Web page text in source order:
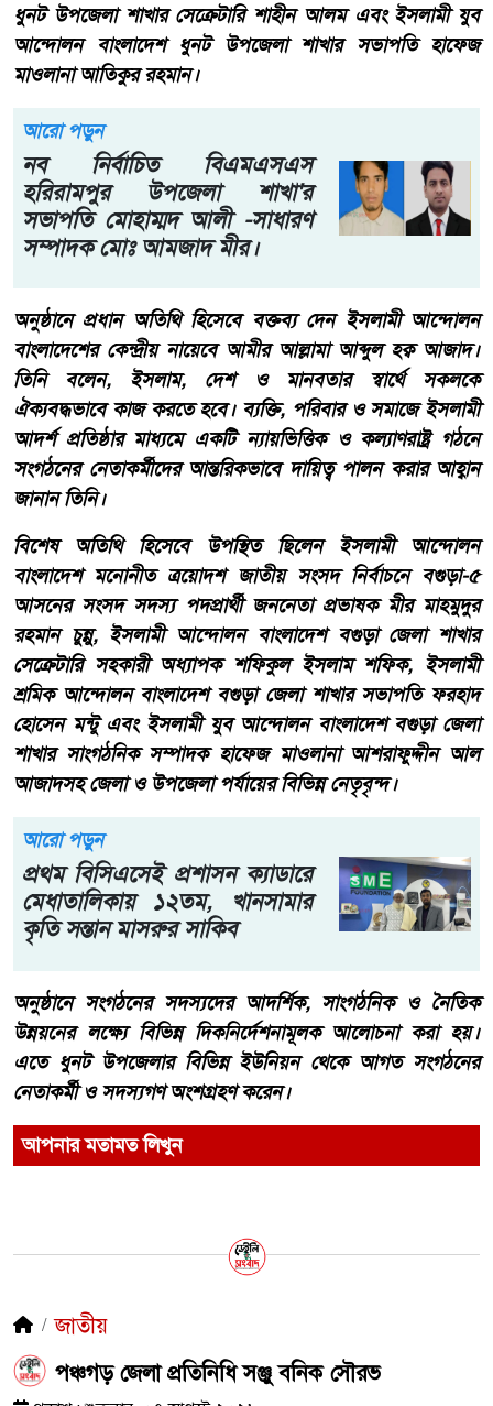
ধুনট উপজেলা শাখার সেক্রেটারি শাহীন আলম এবং ইসলামী যুব
আন্দোলন বাংলাদেশ ধুনট উপজেলা শাখার সভাপতি হাফেজ
মাওলানা আতিকুর রহমান।
আরো পড়ুন
নব নির্বাচিত বিএমএসএস
হরিরামপুর উপজেলা শাখা'র
সভাপতি মোহাম্মদ আলী -সাধারণ
সম্পাদক মোঃ আমজাদ মীর।
অনুষ্ঠানে প্রধান অতিথি হিসেবে বক্তব্য দেন ইসলামী আন্দোলন
বাংলাদেশের কেন্দ্রীয় নায়েবে আমীর আল্লামা আব্দুল হক্ব আজাদ।
তিনি বলেন, ইসলাম, দেশ ও মানবতার স্বার্থে সকলকে
ঐক্যবদ্ধভাবে কাজ করতে হবে। ব্যক্তি, পরিবার ও সমাজে ইসলামী
আদর্শ প্রতিষ্ঠার মাধ্যমে একটি ন্যায়ভিত্তিক ও কল্যাণরাষ্ট্র গঠনে
সংগঠনের নেতাকর্মীদের আন্তরিকভাবে দায়িত্ব পালন করার আহ্বান
জানান তিনি।
বিশেষ অতিথি হিসেবে উপস্থিত ছিলেন ইসলামী আন্দোলন
বাংলাদেশ মনোনীত ত্রয়োদশ জাতীয় সংসদ নির্বাচনে বগুড়া-৫
আসনের সংসদ সদস্য পদপ্রার্থী জননেতা প্রভাষক মীর মাহমুদুর
রহমান চুন্নু, ইসলামী আন্দোলন বাংলাদেশ বগুড়া জেলা শাখার
সেক্রেটারি সহকারী অধ্যাপক শফিকুল ইসলাম শফিক, ইসলামী
শ্রমিক আন্দোলন বাংলাদেশ বগুড়া জেলা শাখার সভাপতি ফরহাদ
হোসেন মন্টু এবং ইসলামী যুব আন্দোলন বাংলাদেশ বগুড়া জেলা
শাখার সাংগঠনিক সম্পাদক হাফেজ মাওলানা আশরাফুদ্দীন আল
আজাদসহ জেলা ও উপজেলা পর্যায়ের বিভিন্ন নেতৃবৃন্দ।
আরো পড়ুন
প্রথম বিসিএসেই প্রশাসন ক্যাডারে
মেধাতালিকায় ১২তম, খানসামার
কৃতি সন্তান মাসরুর সাকিব
অনুষ্ঠানে সংগঠনের সদস্যদের আদর্শিক, সাংগঠনিক ও নৈতিক
উন্নয়নের লক্ষ্যে বিভিন্ন দিকনির্দেশনামূলক আলোচনা করা হয়।
এতে ধুনট উপজেলার বিভিন্ন ইউনিয়ন থেকে আগত সংগঠনের
নেতাকর্মী ও সদস্যগণ অংশগ্রহণ করেন।
আপনার মতামত লিখুন
জাতীয়
পঞ্চগড় জেলা প্রতিনিধি সঞ্জু বনিক সৌরভ